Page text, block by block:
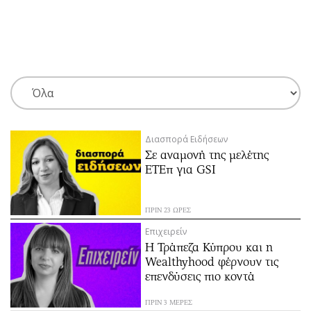
ΚΑΤΗΓΟΡΙΕΣ ΣΥΝΔΕΣΗ
Κύπρος
Παιδεία
Υγεία
Πολιτική
Βουλευτικές 2026
Εκλογές 2024
Προεδρικές 2023
Δημοσκοπήσεις
Διπλωματία
Απόψεις
Αρθρογραφία
Αγγελίες
Ενοικιάζονται
Πωλούνται
Ζητούν εργασία
Θέσεις εργασίας
Διασπορά Ειδήσεων
Σε αναμονή της μελέτης
ΕΤΕπ για GSI
ΠΡΙΝ 23 ΩΡΕΣ
Επιχειρείν
Η Τράπεζα Κύπρου και η
Wealthyhood φέρνουν τις
επενδύσεις πιο κοντά
ΠΡΙΝ 3 ΜΕΡΕΣ